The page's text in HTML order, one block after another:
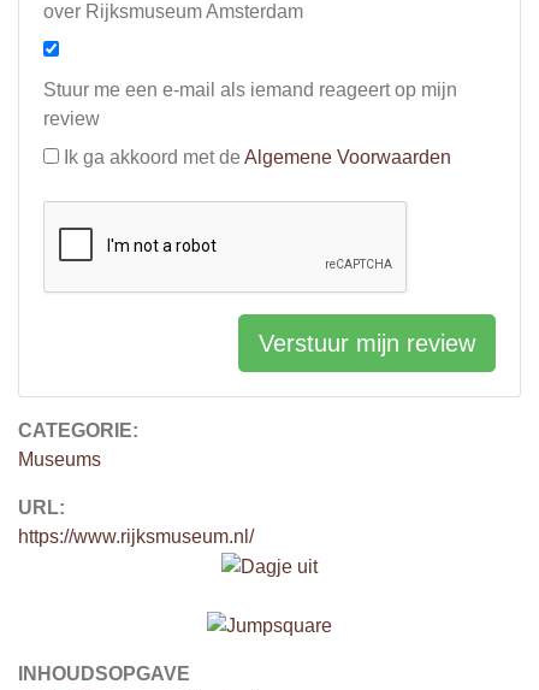
CATEGORIE:
Museums
URL:
https://www.rijksmuseum.nl/
INHOUDSOPGAVE
over Rijksmuseum Amsterdam
Stuur me een e-mail als iemand reageert op mijn
review
Ik ga akkoord met de Algemene Voorwaarden
Verstuur mijn review